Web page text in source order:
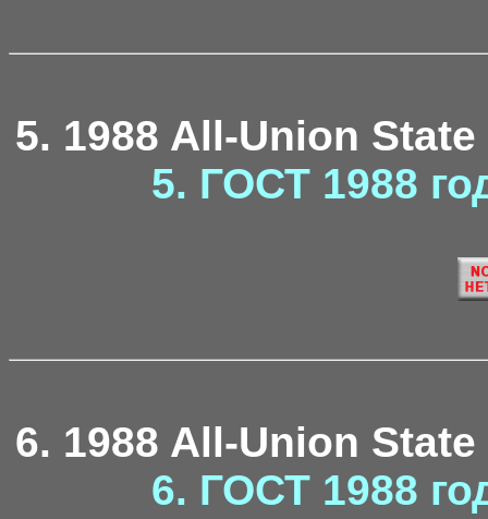
5. 1988 All-Union
5. ГОСТ 1988
6. 1988 All-Union
6. ГОСТ 1988